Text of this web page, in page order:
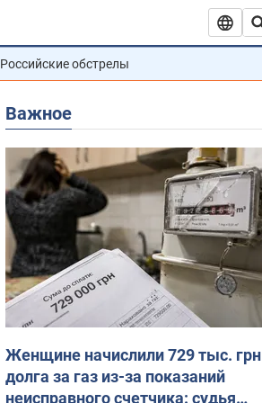
Российские обстрелы
Важное
Женщине начислили 729 тыс. грн
долга за газ из-за показаний
неисправного счетчика: судья